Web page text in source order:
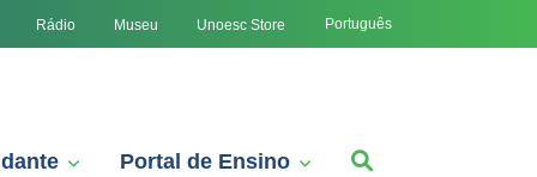
Rádio Museu Unoesc Store Português
Portal de Ensino